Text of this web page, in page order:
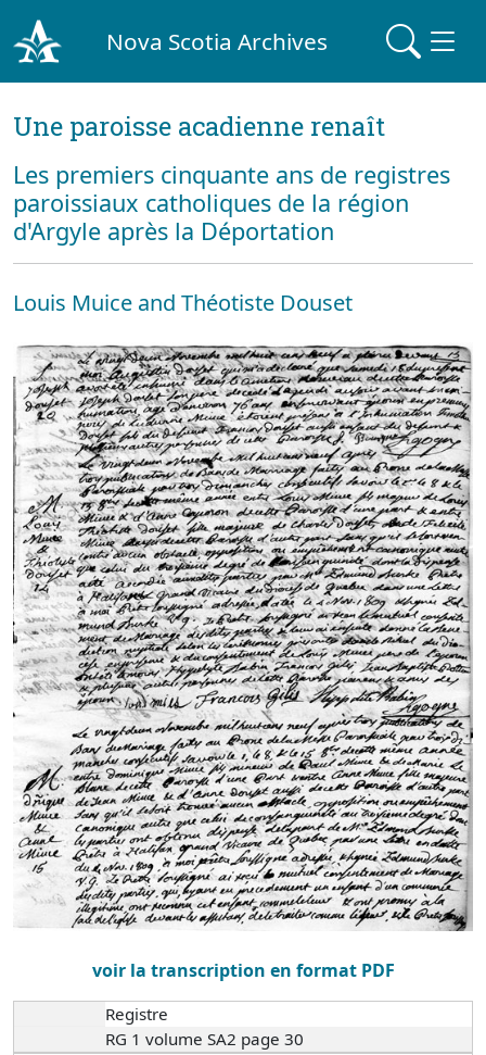
Nova Scotia Archives
Une paroisse acadienne renaît
Les premiers cinquante ans de registres
paroissiaux catholiques de la région
d'Argyle après la Déportation
Louis Muice and Théotiste Douset
voir la transcription en format PDF
Registre
RG 1 volume SA2 page 30